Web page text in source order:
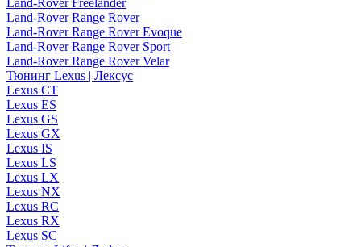
Land-Rover Freelander
Land-Rover Range Rover
Land-Rover Range Rover Evoque
Land-Rover Range Rover Sport
Land-Rover Range Rover Velar
Тюнинг Lexus | Лексус
Lexus CT
Lexus ES
Lexus GS
Lexus GX
Lexus IS
Lexus LS
Lexus LX
Lexus NX
Lexus RC
Lexus RX
Lexus SC